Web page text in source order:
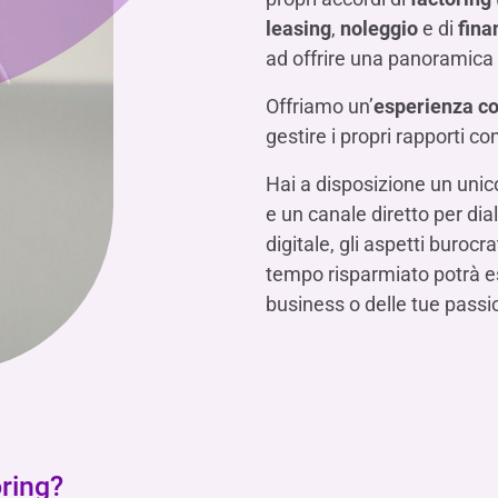
export​
Assicurazioni
Ifis Rental Services
Ifis Finance Sp. z o.o.
Hai
Hai
Hai
Hai
Hai
Hai
Hai
Hai
leasing, noleggioe di
ad offrire una
Offriamo un’esperienza
gestire i propri rapporti
Hai a disposizione un
e un canale diretto per
digitale, gli aspetti
tempo risparmiato potrà
business o delle tue